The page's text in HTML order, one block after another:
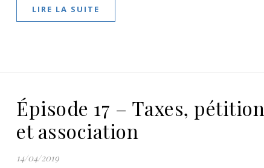
LIRE LA SUITE
Épisode 17 – Taxes, pétition
et association
14/04/2019